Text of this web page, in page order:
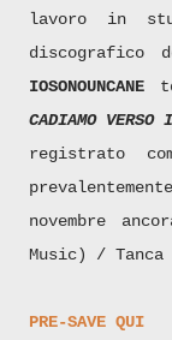
lavoro in
discografico
IOSONOUNCANE
CADIAMO
registrato
novembre
Music) / Tanca
PRE-SAVE QUI